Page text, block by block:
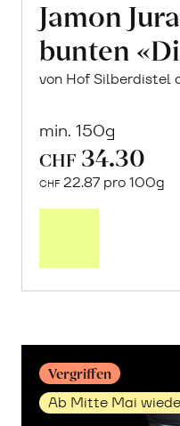
Jamon
bunten
von Hof Silberdistel
min. 150g
CHF 34.30
CHF 22.87 pro 100g
Vergriffen
Ab Mitte Mai